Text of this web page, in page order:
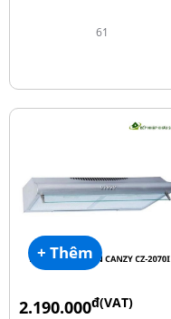
61
+ Thêm
2.190.000đ(VAT)